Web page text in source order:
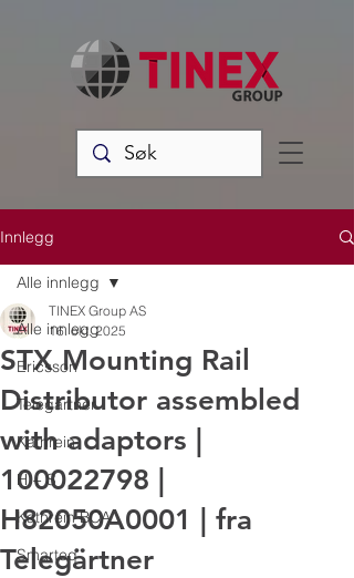
Innlegg
Alle innlegg
Ericsson
Telegärtner
Kathrein
H + S
Kathrein BCA
Smarteq
Alle innlegg
STX Mounting Rail
Distributor assembled
with adaptors |
100022798 |
H82050A0001 | fra
Telegärtner
TINEX Group AS
16. okt. 2025